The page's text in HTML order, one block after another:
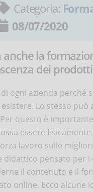
Categoria:
08/07/2020
la
dei
ogni azienda
Lo stesso
questo è
essere
lavoro sulle
pensato per i
il contenuto e il
online. Ecco